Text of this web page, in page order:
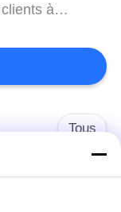
à
que les
d...
Tous